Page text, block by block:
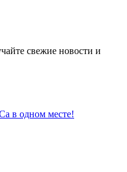
свежие новости и
в одном месте!